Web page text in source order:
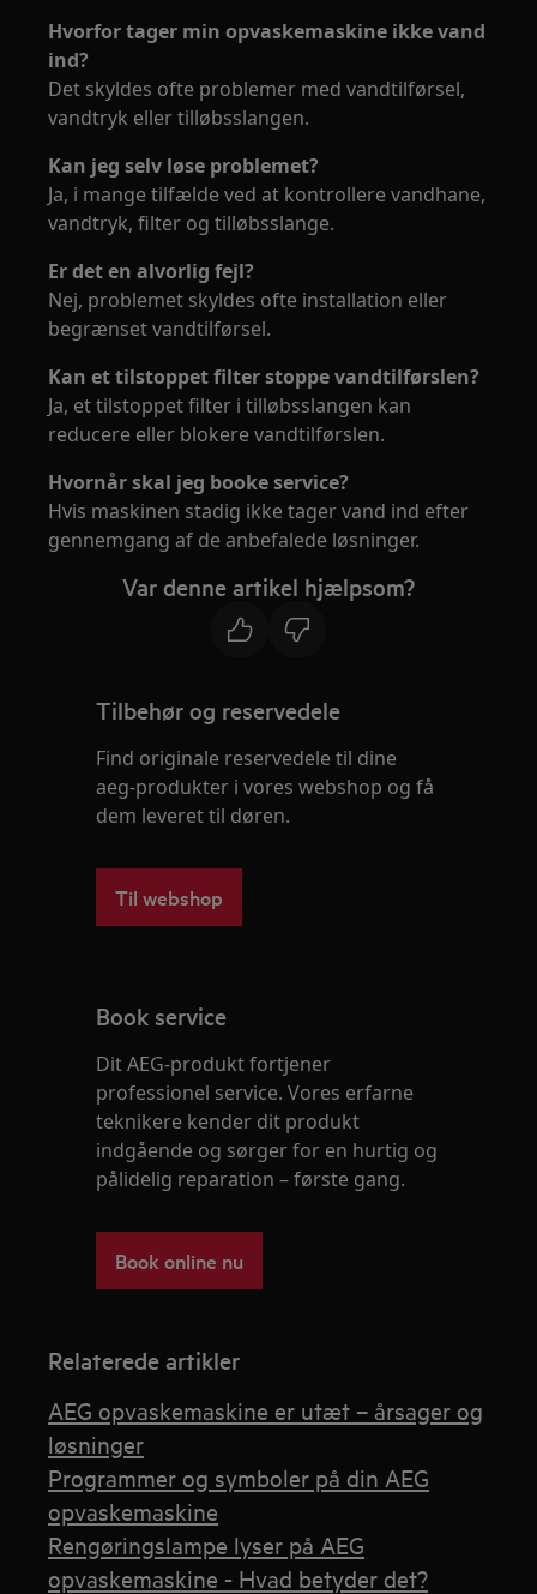
Hvorfor tager min opvaskemaskine ikke vand
ind?
Det skyldes ofte problemer med vandtilførsel,
vandtryk eller tilløbsslangen.
Kan jeg selv løse problemet?
Ja, i mange tilfælde ved at kontrollere vandhane,
vandtryk, filter og tilløbsslange.
Er det en alvorlig fejl?
Nej, problemet skyldes ofte installation eller
begrænset vandtilførsel.
Kan et tilstoppet filter stoppe vandtilførslen?
Ja, et tilstoppet filter i tilløbsslangen kan
reducere eller blokere vandtilførslen.
Hvornår skal jeg booke service?
Hvis maskinen stadig ikke tager vand ind efter
gennemgang af de anbefalede løsninger.
Var denne artikel hjælpsom?
Tilbehør og reservedele
Find originale reservedele til dine
aeg-produkter i vores webshop og få
dem leveret til døren.
Til webshop
Book service
Dit AEG-produkt fortjener
professionel service. Vores erfarne
teknikere kender dit produkt
indgående og sørger for en hurtig og
pålidelig reparation – første gang.
Book online nu
Relaterede artikler
AEG opvaskemaskine er utæt – årsager og
løsninger
Programmer og symboler på din AEG
opvaskemaskine
Rengøringslampe lyser på AEG
opvaskemaskine - Hvad betyder det?